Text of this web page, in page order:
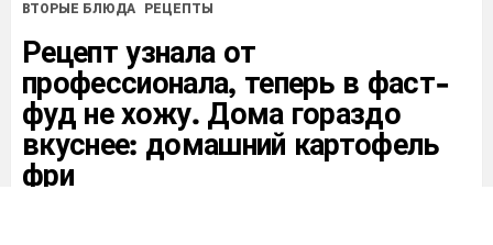
ВТОРЫЕ БЛЮДА РЕЦЕПТЫ
Рецепт узнала от
профессионала, теперь в фаст-
фуд не хожу. Дома гораздо
вкуснее: домашний картофель
фри